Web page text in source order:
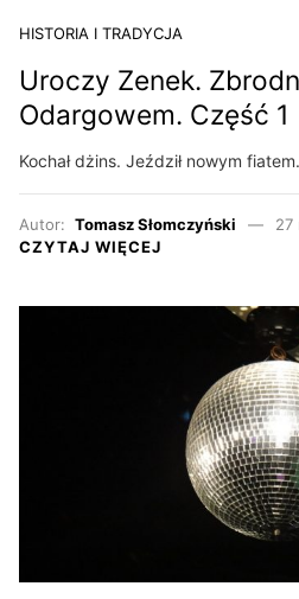
HISTORIA I TRADYCJA
Uroczy Zenek.
Odargowem. Część 1
Kochał dżins. Jeździł nowym
Autor: Tomasz Słomczyński
27
CZYTAJ WIĘCEJ